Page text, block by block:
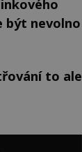
být nevolno
to ale